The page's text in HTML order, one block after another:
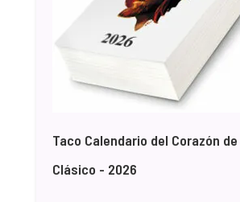
Taco Calendario del Corazón
Clásico - 2026